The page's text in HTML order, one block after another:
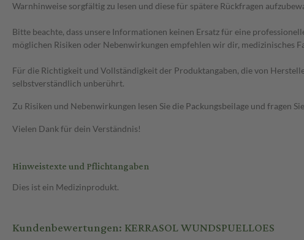
Warnhinweise sorgfältig zu lesen und diese für spätere Rückfragen
Bitte beachte, dass unsere Informationen keinen Ersatz für eine
möglichen Risiken oder Nebenwirkungen empfehlen wir dir, medizinisches
Für die Richtigkeit und Vollständigkeit der Produktangaben, die von
selbstverständlich unberührt.
Zu Risiken und Nebenwirkungen lesen Sie die Packungsbeilage und fragen
Vielen Dank für dein Verständnis!
Hinweistexte und Pflichtangaben
Dies ist ein Medizinprodukt.
Kundenbewertungen: KERRASOL WUNDSPUELLOES